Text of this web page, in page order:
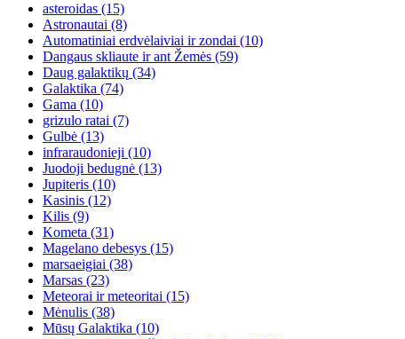
asteroidas (15)
Astronautai (8)
Automatiniai erdvėlaiviai ir zondai (10)
Dangaus skliaute ir ant Žemės (59)
Daug galaktikų (34)
Galaktika (74)
Gama (10)
grizulo ratai (7)
Gulbė (13)
infraraudonieji (10)
Juodoji bedugnė (13)
Jupiteris (10)
Kasinis (12)
Kilis (9)
Kometa (31)
Magelano debesys (15)
marsaeigiai (38)
Marsas (23)
Meteorai ir meteoritai (15)
Mėnulis (38)
Mūsų Galaktika (10)